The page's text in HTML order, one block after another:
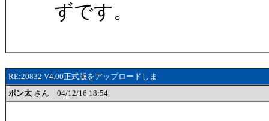
ずです。
RE:20832 V4.00正式版をアップロードしま
ポン太 さん 04/12/16 18:54